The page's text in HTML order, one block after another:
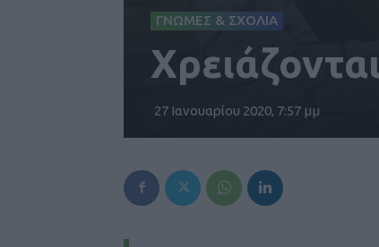
ΓΝΩΜΕΣ & ΣΧΟΛΙΑ
27 Ιανουαρίου 2020, 7:57 μμ